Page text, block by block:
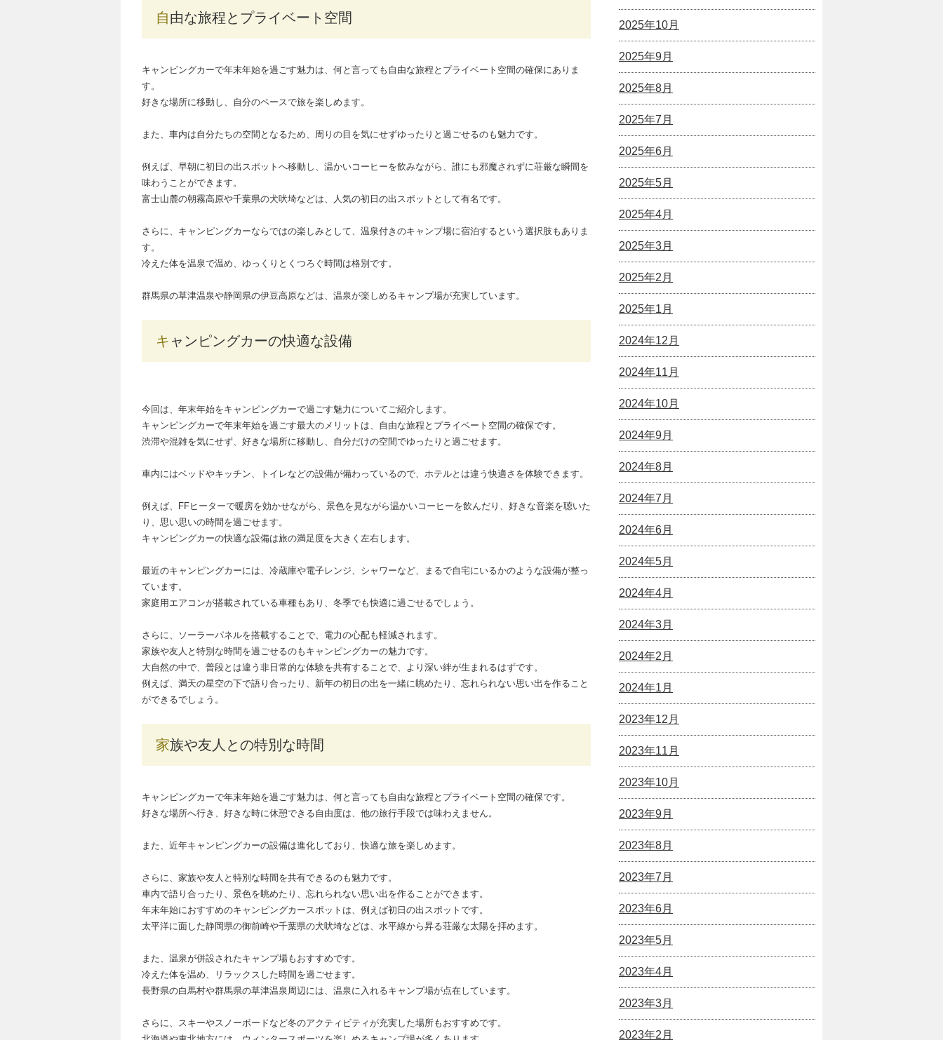
自由な旅程とプライベート空間
キャンピングカーで年末年始を過ごす魅力は、何と言っても自由な旅程とプライベート空間の確保にありま
す。
好きな場所に移動し、自分のペースで旅を楽しめます。
また、車内は自分たちの空間となるため、周りの目を気にせずゆったりと過ごせるのも魅力です。
例えば、早朝に初日の出スポットへ移動し、温かいコーヒーを飲みながら、誰にも邪魔されずに荘厳な瞬間を
味わうことができます。
富士山麓の朝霧高原や千葉県の犬吠埼などは、人気の初日の出スポットとして有名です。
さらに、キャンピングカーならではの楽しみとして、温泉付きのキャンプ場に宿泊するという選択肢もありま
す。
冷えた体を温泉で温め、ゆっくりとくつろぐ時間は格別です。
群馬県の草津温泉や静岡県の伊豆高原などは、温泉が楽しめるキャンプ場が充実しています。
キャンピングカーの快適な設備
今回は、年末年始をキャンピングカーで過ごす魅力についてご紹介します。
キャンピングカーで年末年始を過ごす最大のメリットは、自由な旅程とプライベート空間の確保です。
渋滞や混雑を気にせず、好きな場所に移動し、自分だけの空間でゆったりと過ごせます。
車内にはベッドやキッチン、トイレなどの設備が備わっているので、ホテルとは違う快適さを体験できます。
例えば、FFヒーターで暖房を効かせながら、景色を見ながら温かいコーヒーを飲んだり、好きな音楽を聴いた
り、思い思いの時間を過ごせます。
キャンピングカーの快適な設備は旅の満足度を大きく左右します。
最近のキャンピングカーには、冷蔵庫や電子レンジ、シャワーなど、まるで自宅にいるかのような設備が整っ
ています。
家庭用エアコンが搭載されている車種もあり、冬季でも快適に過ごせるでしょう。
さらに、ソーラーパネルを搭載することで、電力の心配も軽減されます。
家族や友人と特別な時間を過ごせるのもキャンピングカーの魅力です。
大自然の中で、普段とは違う非日常的な体験を共有することで、より深い絆が生まれるはずです。
例えば、満天の星空の下で語り合ったり、新年の初日の出を一緒に眺めたり、忘れられない思い出を作ること
ができるでしょう。
家族や友人との特別な時間
キャンピングカーで年末年始を過ごす魅力は、何と言っても自由な旅程とプライベート空間の確保です。
好きな場所へ行き、好きな時に休憩できる自由度は、他の旅行手段では味わえません。
また、近年キャンピングカーの設備は進化しており、快適な旅を楽しめます。
さらに、家族や友人と特別な時間を共有できるのも魅力です。
車内で語り合ったり、景色を眺めたり、忘れられない思い出を作ることができます。
年末年始におすすめのキャンピングカースポットは、例えば初日の出スポットです。
太平洋に面した静岡県の御前崎や千葉県の犬吠埼などは、水平線から昇る荘厳な太陽を拝めます。
また、温泉が併設されたキャンプ場もおすすめです。
冷えた体を温め、リラックスした時間を過ごせます。
長野県の白馬村や群馬県の草津温泉周辺には、温泉に入れるキャンプ場が点在しています。
さらに、スキーやスノーボードなど冬のアクティビティが充実した場所もおすすめです。
2025年10月
2025年9月
2025年8月
2025年7月
2025年6月
2025年5月
2025年4月
2025年3月
2025年2月
2025年1月
2024年12月
2024年11月
2024年10月
2024年9月
2024年8月
2024年7月
2024年6月
2024年5月
2024年4月
2024年3月
2024年2月
2024年1月
2023年12月
2023年11月
2023年10月
2023年9月
2023年8月
2023年7月
2023年6月
2023年5月
2023年4月
2023年3月
2023年2月